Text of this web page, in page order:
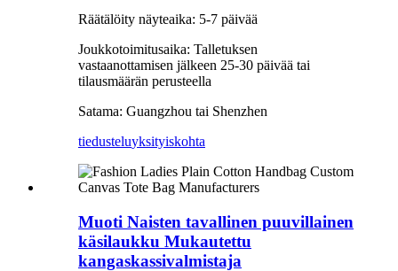
Räätälöity näyteaika: 5-7 päivää
Joukkotoimitusaika: Talletuksen
vastaanottamisen jälkeen 25-30 päivää tai
tilausmäärän perusteella
Satama: Guangzhou tai Shenzhen
tiedusteluyksityiskohta
Muoti Naisten tavallinen puuvillainen
käsilaukku Mukautettu
kangaskassivalmistaja